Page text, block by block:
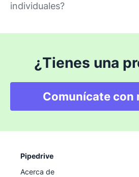
individuales?
¿Tienes una
Comunícate con
Pipedrive
Acerca de